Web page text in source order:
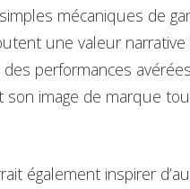
mécaniques de
une valeur
performances
son image de marque
également inspirer